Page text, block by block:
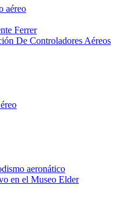
aéreo
Ferrer
De Controladores Aéreos
aeronático
en el Museo Elder